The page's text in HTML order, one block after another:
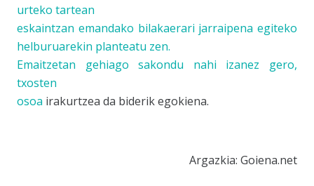
urteko tartean
eskaintzan emandako bilakaerari jarraipena egiteko
helburuarekin planteatu zen.
Emaitzetan gehiago sakondu nahi izanez gero,
txosten
osoa irakurtzea da biderik egokiena.
Argazkia: Goiena.net